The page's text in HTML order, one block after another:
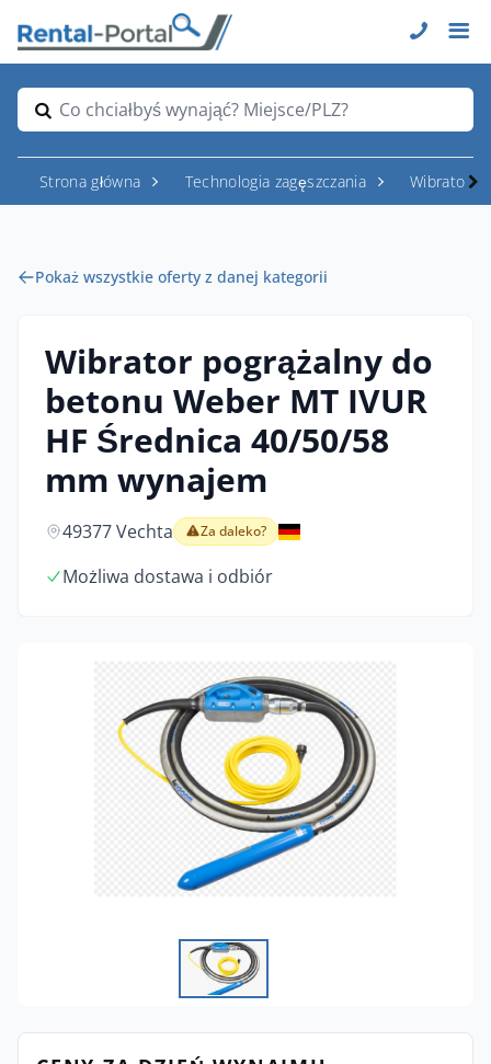
Co chciałbyś wynająć? Miejsce/PLZ?
Strona główna Technologia zagęszczania Wibratory i
Pokaż wszystkie oferty z danej kategorii
Wibrator pogrążalny do
betonu Weber MT IVUR
HF Średnica 40/50/58
mm wynajem
49377 Vechta Za daleko?
Możliwa dostawa i odbiór